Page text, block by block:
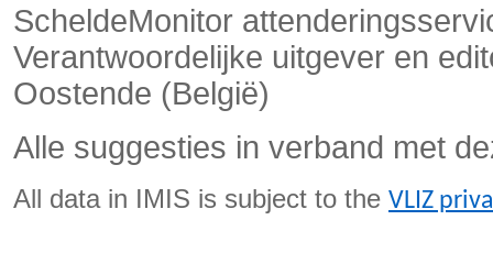
ScheldeMonitor
Verantwoordelijke uitgever en
Oostende (België)
Alle suggesties in verband met
All data in IMIS is subject to the VLIZ